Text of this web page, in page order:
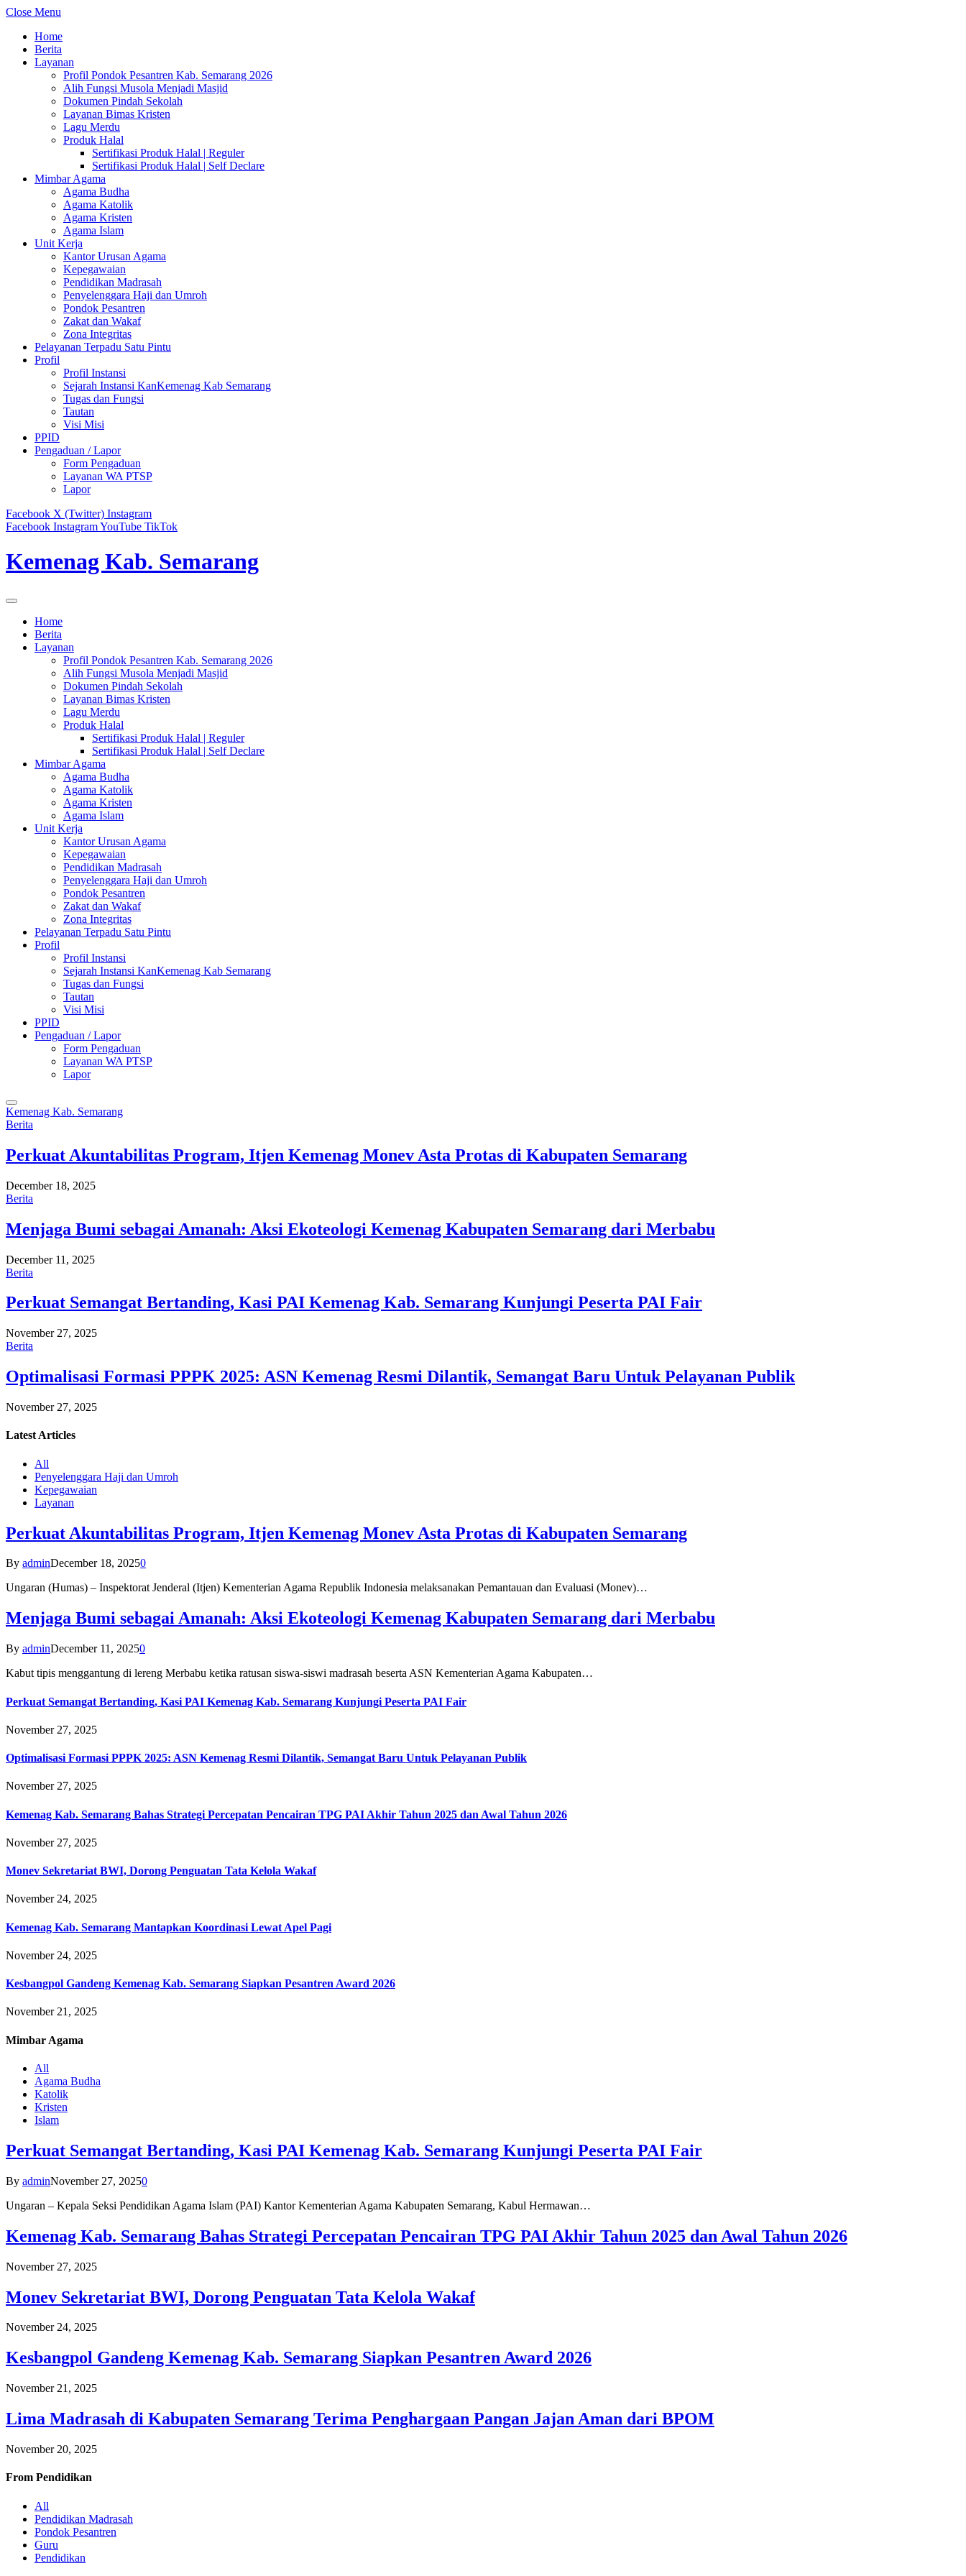
Close Menu
Home
Berita
Layanan
Profil Pondok Pesantren Kab. Semarang 2026
Alih Fungsi Musola Menjadi Masjid
Dokumen Pindah Sekolah
Layanan Bimas Kristen
Lagu Merdu
Produk Halal
Sertifikasi Produk Halal | Reguler
Sertifikasi Produk Halal | Self Declare
Mimbar Agama
Agama Budha
Agama Katolik
Agama Kristen
Agama Islam
Unit Kerja
Kantor Urusan Agama
Kepegawaian
Pendidikan Madrasah
Penyelenggara Haji dan Umroh
Pondok Pesantren
Zakat dan Wakaf
Zona Integritas
Pelayanan Terpadu Satu Pintu
Profil
Profil Instansi
Sejarah Instansi KanKemenag Kab Semarang
Tugas dan Fungsi
Tautan
Visi Misi
PPID
Pengaduan / Lapor
Form Pengaduan
Layanan WA PTSP
Lapor
Facebook X (Twitter) Instagram
Facebook InstagramYouTube TikTok
Kemenag Kab. Semarang
Home
Berita
Layanan
Profil Pondok Pesantren Kab. Semarang 2026
Alih Fungsi Musola Menjadi Masjid
Dokumen Pindah Sekolah
Layanan Bimas Kristen
Lagu Merdu
Produk Halal
Sertifikasi Produk Halal | Reguler
Sertifikasi Produk Halal | Self Declare
Mimbar Agama
Agama Budha
Agama Katolik
Agama Kristen
Agama Islam
Unit Kerja
Kantor Urusan Agama
Kepegawaian
Pendidikan Madrasah
Penyelenggara Haji dan Umroh
Pondok Pesantren
Zakat dan Wakaf
Zona Integritas
Pelayanan Terpadu Satu Pintu
Profil
Profil Instansi
Sejarah Instansi KanKemenag Kab Semarang
Tugas dan Fungsi
Tautan
Visi Misi
PPID
Pengaduan / Lapor
Form Pengaduan
Layanan WA PTSP
Lapor
Kemenag Kab. Semarang
Berita
Perkuat Akuntabilitas Program, Itjen Kemenag Monev Asta Protas di Kabupaten Semarang
December 18, 2025
Berita
Menjaga Bumi sebagai Amanah: Aksi Ekoteologi Kemenag Kabupaten Semarang dari Merbabu
December 11, 2025
Berita
Perkuat Semangat Bertanding, Kasi PAI Kemenag Kab. Semarang Kunjungi Peserta PAI Fair
November 27, 2025
Berita
Optimalisasi Formasi PPPK 2025: ASN Kemenag Resmi Dilantik, Semangat Baru Untuk Pelayanan Publik
November 27, 2025
Latest Articles
All
Penyelenggara Haji dan Umroh
Kepegawaian
Layanan
Perkuat Akuntabilitas Program, Itjen Kemenag Monev Asta Protas di Kabupaten Semarang
By adminDecember 18, 20250
Ungaran (Humas) – Inspektorat Jenderal (Itjen) Kementerian Agama Republik Indonesia melaksanakan Pemantauan dan Evaluasi (Monev)…
Menjaga Bumi sebagai Amanah: Aksi Ekoteologi Kemenag Kabupaten Semarang dari Merbabu
By adminDecember 11, 20250
Kabut tipis menggantung di lereng Merbabu ketika ratusan siswa-siswi madrasah beserta ASN Kementerian Agama Kabupaten…
Perkuat Semangat Bertanding, Kasi PAI Kemenag Kab. Semarang Kunjungi Peserta PAI Fair
November 27, 2025
Optimalisasi Formasi PPPK 2025: ASN Kemenag Resmi Dilantik, Semangat Baru Untuk Pelayanan Publik
November 27, 2025
Kemenag Kab. Semarang Bahas Strategi Percepatan Pencairan TPG PAI Akhir Tahun 2025 dan Awal Tahun 2026
November 27, 2025
Monev Sekretariat BWI, Dorong Penguatan Tata Kelola Wakaf
November 24, 2025
Kemenag Kab. Semarang Mantapkan Koordinasi Lewat Apel Pagi
November 24, 2025
Kesbangpol Gandeng Kemenag Kab. Semarang Siapkan Pesantren Award 2026
November 21, 2025
Mimbar Agama
All
Agama Budha
Katolik
Kristen
Islam
Perkuat Semangat Bertanding, Kasi PAI Kemenag Kab. Semarang Kunjungi Peserta PAI Fair
By adminNovember 27, 20250
Ungaran – Kepala Seksi Pendidikan Agama Islam (PAI) Kantor Kementerian Agama Kabupaten Semarang, Kabul Hermawan…
Kemenag Kab. Semarang Bahas Strategi Percepatan Pencairan TPG PAI Akhir Tahun 2025 dan Awal Tahun 2026
November 27, 2025
Monev Sekretariat BWI, Dorong Penguatan Tata Kelola Wakaf
November 24, 2025
Kesbangpol Gandeng Kemenag Kab. Semarang Siapkan Pesantren Award 2026
November 21, 2025
Lima Madrasah di Kabupaten Semarang Terima Penghargaan Pangan Jajan Aman dari BPOM
November 20, 2025
From Pendidikan
All
Pendidikan Madrasah
Pondok Pesantren
Guru
Pendidikan